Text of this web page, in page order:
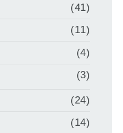
(41)
(11)
(4)
(3)
(24)
(14)